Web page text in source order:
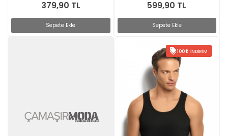
379,90 TL
Sepete Ekle
599,90 TL
Sepete Ekle
100 İNDIRIM